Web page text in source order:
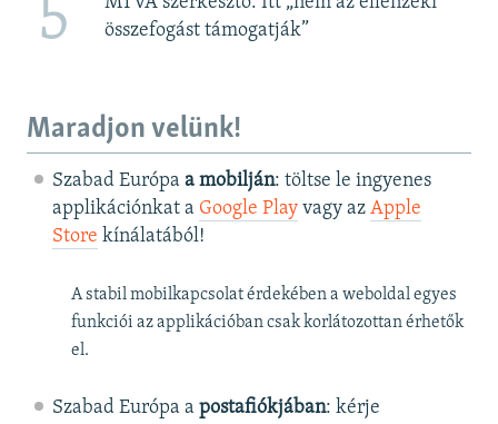
5
összefogást támogatják”
Maradjon velünk!
Szabad Európa a mobilján: töltse le ingyenes
applikációnkat a Google Playvagy az Apple
Store kínálatából!
A stabil mobilkapcsolat érdekében a weboldal egyes
funkciói az applikációban csak korlátozottan érhetők
el.
Szabad Európa a postafiókjában: kérje